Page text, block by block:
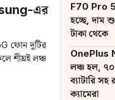
এর
ফোন দুটির
শীঘ্রই লঞ্চ
F70 Pro
হচ্ছে, দাম
টাকা থেকে
OnePlus
লঞ্চ হল,
ব্যাটারি সহ
ক্যামেরা